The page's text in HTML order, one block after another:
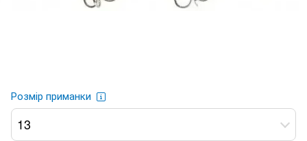
Розмір приманки
13